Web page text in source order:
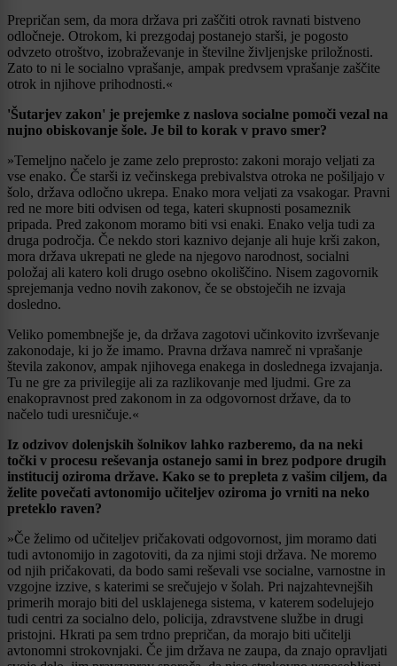
Prepričan sem, da mora država pri zaščiti otrok ravnati bistveno
odločneje. Otrokom, ki prezgodaj postanejo starši, je pogosto
odvzeto otroštvo, izobraževanje in številne življenjske priložnosti.
Zato to ni le socialno vprašanje, ampak predvsem vprašanje zaščite
otrok in njihove prihodnosti.«
'Šutarjev zakon' je prejemke z naslova socialne pomoči vezal na
nujno obiskovanje šole. Je bil to korak v pravo smer?
»Temeljno načelo je zame zelo preprosto: zakoni morajo veljati za
vse enako. Če starši iz večinskega prebivalstva otroka ne pošiljajo v
šolo, država odločno ukrepa. Enako mora veljati za vsakogar. Pravni
red ne more biti odvisen od tega, kateri skupnosti posameznik
pripada. Pred zakonom moramo biti vsi enaki. Enako velja tudi za
druga področja. Če nekdo stori kaznivo dejanje ali huje krši zakon,
mora država ukrepati ne glede na njegovo narodnost, socialni
položaj ali katero koli drugo osebno okoliščino. Nisem zagovornik
sprejemanja vedno novih zakonov, če se obstoječih ne izvaja
dosledno.
Veliko pomembnejše je, da država zagotovi učinkovito izvrševanje
zakonodaje, ki jo že imamo. Pravna država namreč ni vprašanje
števila zakonov, ampak njihovega enakega in doslednega izvajanja.
Tu ne gre za privilegije ali za razlikovanje med ljudmi. Gre za
enakopravnost pred zakonom in za odgovornost države, da to
načelo tudi uresničuje.«
Iz odzivov dolenjskih šolnikov lahko razberemo, da na neki
točki v procesu reševanja ostanejo sami in brez podpore drugih
institucij oziroma države. Kako se to prepleta z vašim ciljem, da
želite povečati avtonomijo učiteljev oziroma jo vrniti na neko
preteklo raven?
»Če želimo od učiteljev pričakovati odgovornost, jim moramo dati
tudi avtonomijo in zagotoviti, da za njimi stoji država. Ne moremo
od njih pričakovati, da bodo sami reševali vse socialne, varnostne in
vzgojne izzive, s katerimi se srečujejo v šolah. Pri najzahtevnejših
primerih morajo biti del usklajenega sistema, v katerem sodelujejo
tudi centri za socialno delo, policija, zdravstvene službe in drugi
pristojni. Hkrati pa sem trdno prepričan, da morajo biti učitelji
avtonomni strokovnjaki. Če jim država ne zaupa, da znajo opravljati